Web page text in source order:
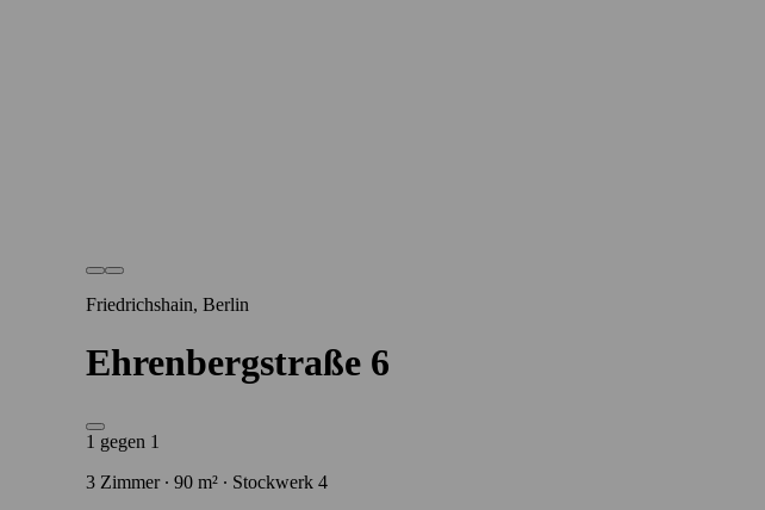
Friedrichshain, Berlin
Ehrenbergstraße 6
1 gegen 1
3 Zimmer ∙ 90 m² ∙ Stockwerk 4